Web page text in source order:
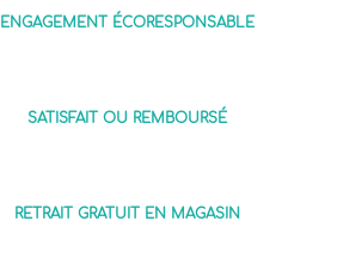
ENGAGEMENT ÉCORESPONSABLE
SATISFAIT OU REMBOURSÉ
RETRAIT GRATUIT EN MAGASIN